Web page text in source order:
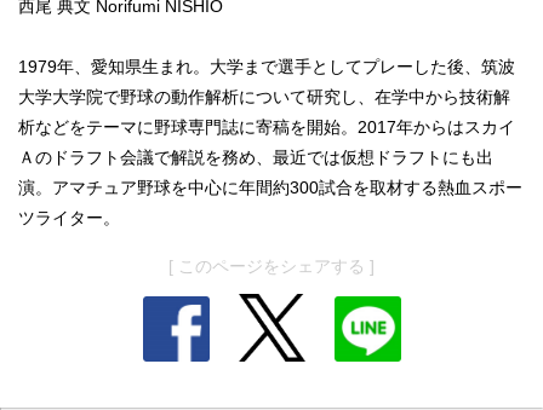
西尾 典文 Norifumi NISHIO
1979年、愛知県生まれ。大学まで選手としてプレーした後、筑波
大学大学院で野球の動作解析について研究し、在学中から技術解
析などをテーマに野球専門誌に寄稿を開始。2017年からはスカイ
Ａのドラフト会議で解説を務め、最近では仮想ドラフトにも出
演。アマチュア野球を中心に年間約300試合を取材する熱血スポー
ツライター。
[ このページをシェアする ]